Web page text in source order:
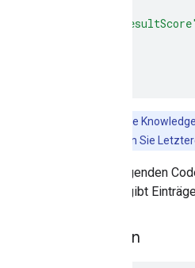
:Die
Entitäten. Wenn Sie
Die folgenden
Suche gibt
Python